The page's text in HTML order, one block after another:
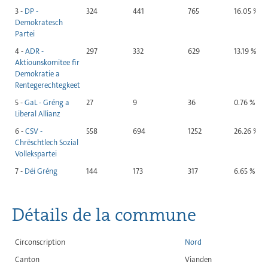
3 - DP -
Demokratesch
Partei
324 441 765 16.05 %
4 -ADR -
Aktiounskomitee fir
Demokratie a
Rentegerechtegkeet
297 332 629 13.19 %
5 -GaL - Gréng a
Liberal Allianz
27 9 36 0.76 %
6 -CSV -
Chrëschtlech Sozial
Vollekspartei
558 694 1252 26.26 %
7 - Déi Gréng 144 173 317 6.65 %
Détails de la commune
Circonscription
Nord
Canton
Vianden